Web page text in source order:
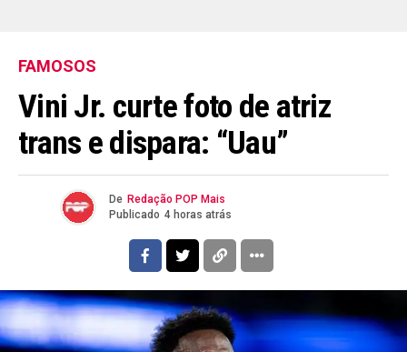
FAMOSOS
Vini Jr. curte foto de atriz
trans e dispara: “Uau”
De Redação POP Mais
Publicado 4 horas atrás